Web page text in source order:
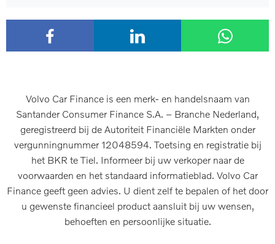
Volvo Car Finance is een merk- en handelsnaam van
Santander Consumer Finance S.A. – Branche Nederland,
geregistreerd bij de Autoriteit Financiële Markten onder
vergunningnummer 12048594. Toetsing en registratie bij
het BKR te Tiel. Informeer bij uw verkoper naar de
voorwaarden en het standaard informatieblad. Volvo Car
Finance geeft geen advies. U dient zelf te bepalen of het door
u gewenste financieel product aansluit bij uw wensen,
behoeften en persoonlijke situatie.